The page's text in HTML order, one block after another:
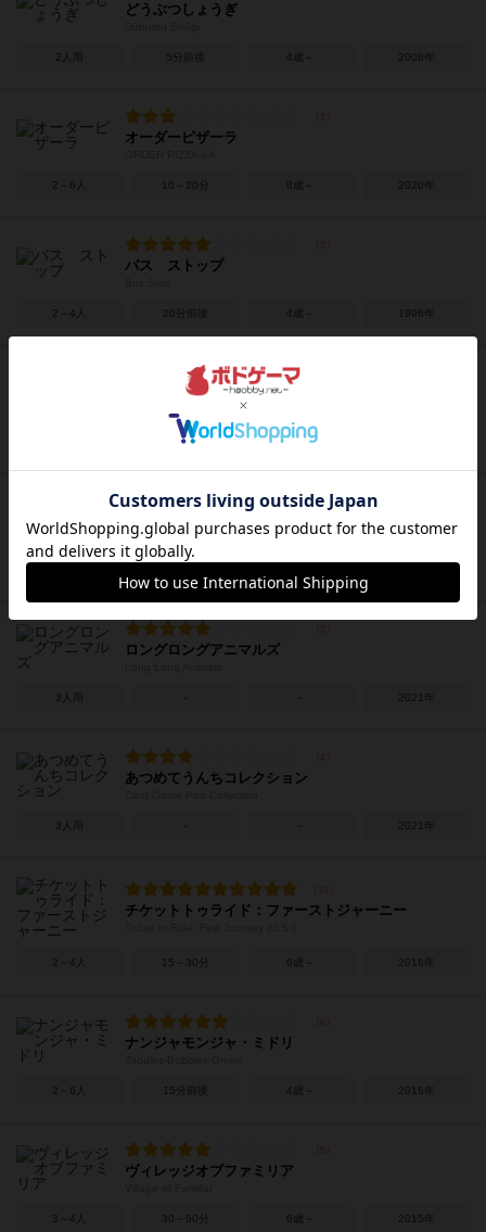
どうぶつしょうぎ
2人用 5分前後 4歳～ 2008年
オーダーピザーラ
2～6人 10～20分 8歳～ 2020年
バス ストップ
2～4人 20分前後 4歳～ 1996年
変顔マッチ
5～20分 10歳～
ダイソーのグースカパースカ
Gooska Perska
ロングロングアニマルズ
3人用 2021年
あつめてうんちコレクション
3人用 2021年
チケットトゥライド：ファーストジャーニー
2～4人 15～30分 6歳～ 2016年
ナンジャモンジャ・ミドリ
2～6人 15分前後 4歳～ 2016年
ヴィレッジオブファミリア
3～4人 30～60分 6歳～ 2015年